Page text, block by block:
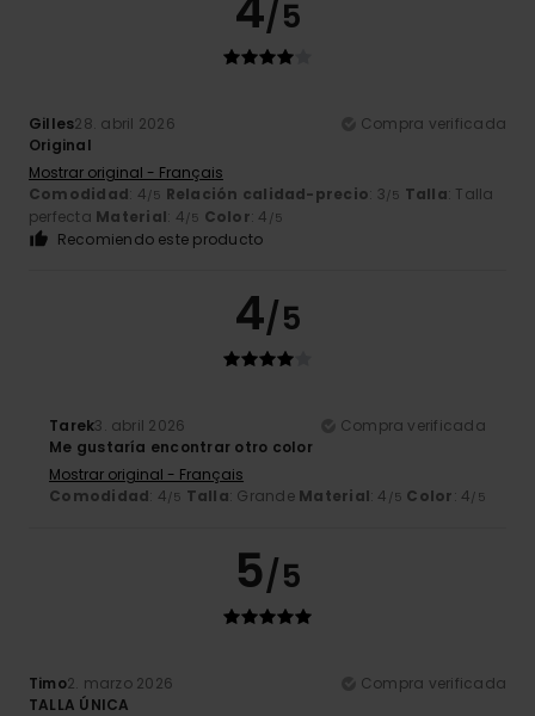
/5
Gilles28. abril 2026
Compra verificada
Original
Mostrar original - Français
Comodidad: 4/5 Relación calidad-precio: 3/5 Talla: Talla
perfecta Material: 4/5 Color: 4 /5
Recomiendo este producto
4/5
Tarek3. abril 2026
Compra verificada
Me gustaría encontrar otro color
Mostrar original - Français
Comodidad: 4/5 Talla: Grande Material: 4 /5 Color: 4/5
5/5
Timo2. marzo 2026
Compra verificada
TALLA ÚNICA